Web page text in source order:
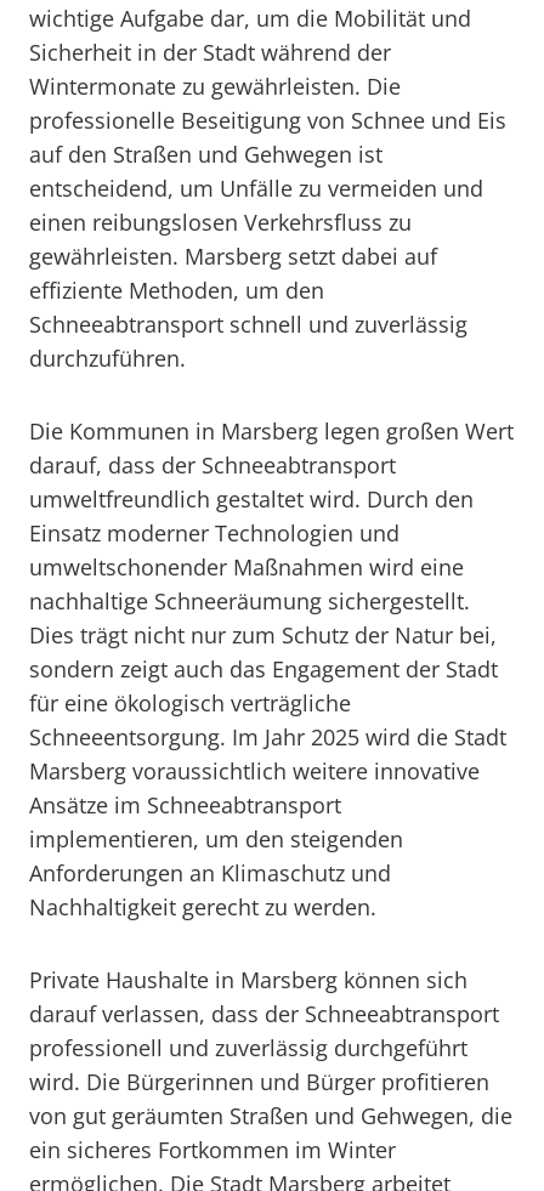
wichtige Aufgabe dar, um die Mobilität und
Sicherheit in der Stadt während der
Wintermonate zu gewährleisten. Die
professionelle Beseitigung von Schnee und Eis
auf den Straßen und Gehwegen ist
entscheidend, um Unfälle zu vermeiden und
einen reibungslosen Verkehrsfluss zu
gewährleisten. Marsberg setzt dabei auf
effiziente Methoden, um den
Schneeabtransport schnell und zuverlässig
durchzuführen.
Die Kommunen in Marsberg legen großen Wert
darauf, dass der Schneeabtransport
umweltfreundlich gestaltet wird. Durch den
Einsatz moderner Technologien und
umweltschonender Maßnahmen wird eine
nachhaltige Schneeräumung sichergestellt.
Dies trägt nicht nur zum Schutz der Natur bei,
sondern zeigt auch das Engagement der Stadt
für eine ökologisch verträgliche
Schneeentsorgung. Im Jahr 2025 wird die Stadt
Marsberg voraussichtlich weitere innovative
Ansätze im Schneeabtransport
implementieren, um den steigenden
Anforderungen an Klimaschutz und
Nachhaltigkeit gerecht zu werden.
Private Haushalte in Marsberg können sich
darauf verlassen, dass der Schneeabtransport
professionell und zuverlässig durchgeführt
wird. Die Bürgerinnen und Bürger profitieren
von gut geräumten Straßen und Gehwegen, die
ein sicheres Fortkommen im Winter
ermöglichen. Die Stadt Marsberg arbeitet